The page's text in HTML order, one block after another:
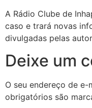
A Rádio Clube de
caso e trará novas
divulgadas pelas
Deixe um
O seu endereço de
obrigatórios são